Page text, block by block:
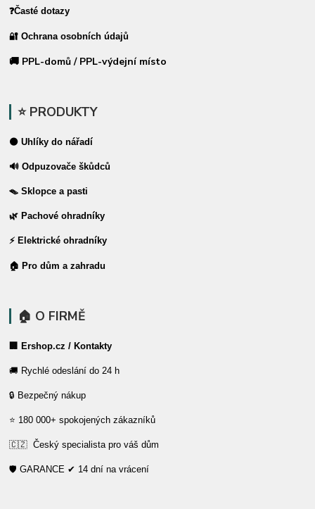
❓Časté dotazy
🔐 Ochrana osobních údajů
🚚 PPL-domů / PPL-výdejní místo
⭐ PRODUKTY
⚫ Uhlíky do nářadí
🔊 Odpuzovače škůdců
🪤 Sklopce a pasti
🌿 Pachové ohradníky
⚡ Elektrické ohradníky
🏠 Pro dům a zahradu
🏠 O FIRMĚ
🏢 Ershop.cz / Kontakty
🚚 Rychlé odeslání do 24 h
🔒 Bezpečný nákup
⭐ 180 000+ spokojených zákazníků
🇨🇿 Český specialista pro váš dům
🛡️ GARANCE ✔ 14 dní na vrácení